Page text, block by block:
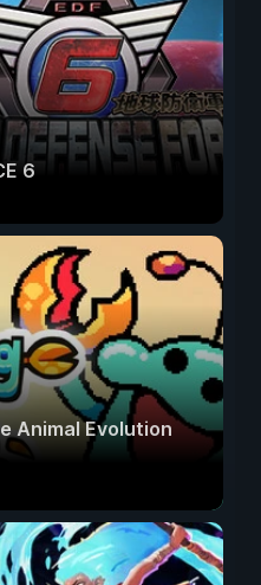
6
Animal Evolution